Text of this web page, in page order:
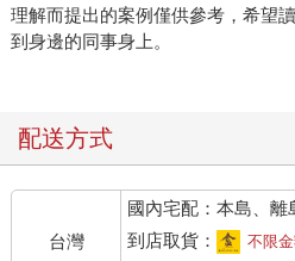
理解而提出的案例僅供參考，希望
到身邊的同事身上。
配送方式
台灣
國內宅配：本島、離
到店取貨：
不限